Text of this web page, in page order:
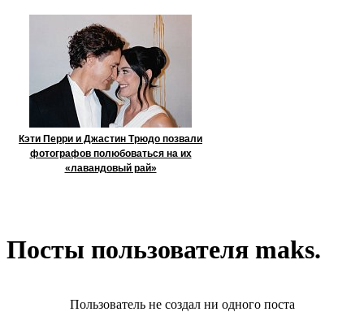
Кэти Перри и Джастин Трюдо позвали
фотографов полюбоваться на их
«лавандовый рай»
Посты пользователя maks.
Пользователь не создал ни одного поста